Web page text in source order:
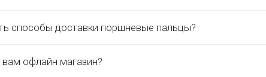
способы доставки поршневые пальцы?
вам офлайн магазин?